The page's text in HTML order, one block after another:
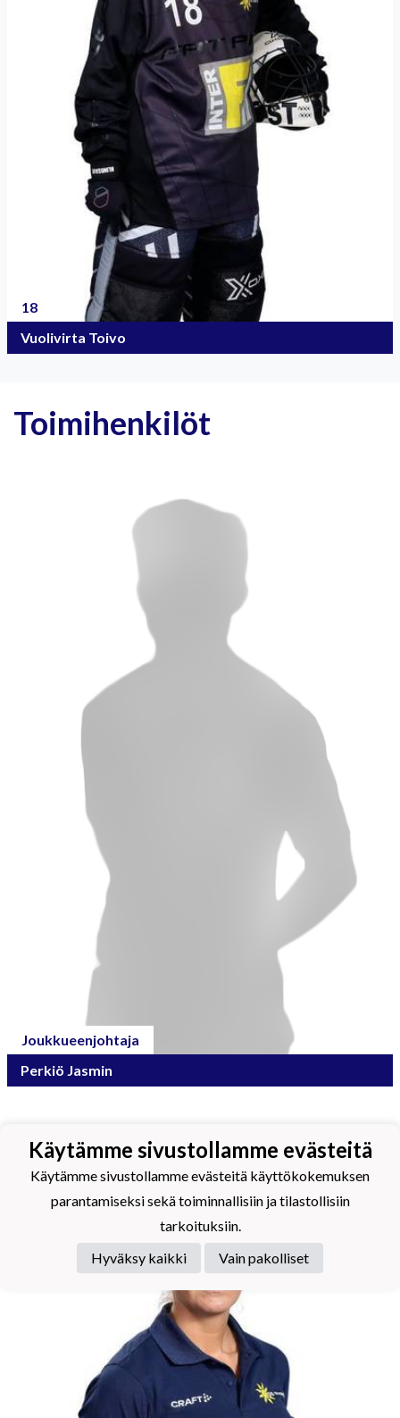
18
Vuolivirta Toivo
Toimihenkilöt
Joukkueenjohtaja
Perkiö Jasmin
Käytämme sivustollamme evästeitä
Käytämme sivustollamme evästeitä käyttökokemuksen
parantamiseksi sekä toiminnallisiin ja tilastollisiin
tarkoituksiin.
Hyväksy kaikki
Vain pakolliset